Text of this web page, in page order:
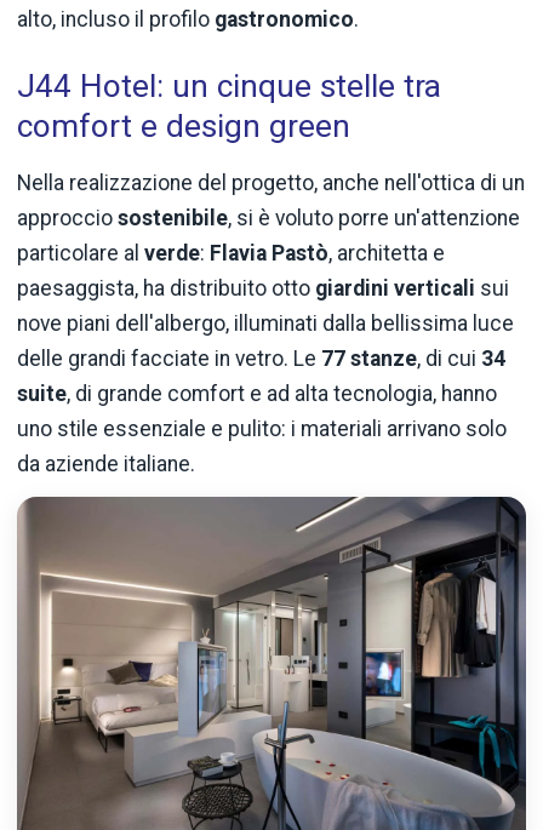
alto, incluso il profilo gastronomico.
J44 Hotel: un cinque stelle tra
comfort e design green
Nella realizzazione del progetto, anche nell'ottica di un
approccio sostenibile, si è voluto porre un'attenzione
particolare al verde: Flavia Pastò, architetta e
paesaggista, ha distribuito otto giardini verticali sui
nove piani dell'albergo, illuminati dalla bellissima luce
delle grandi facciate in vetro. Le 77 stanze, di cui 34
suite, di grande comfort e ad alta tecnologia, hanno
uno stile essenziale e pulito: i materiali arrivano solo
da aziende italiane.